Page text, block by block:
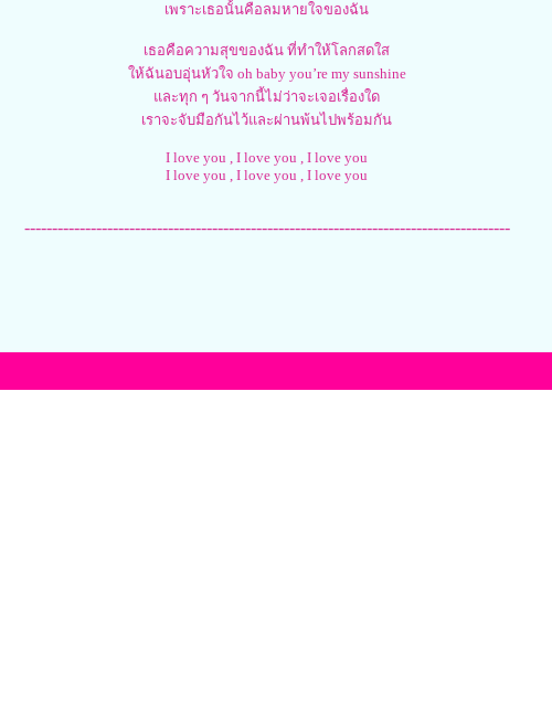
เพราะเธอนั้นคือลมหายใจของฉัน
เธอคือความสุขของฉัน ที่ทำให้โลกสดใส
ให้ฉันอบอุ่นหัวใจ oh baby you’re my sunshine
และทุก ๆ วันจากนี้ไม่ว่าจะเจอเรื่องใด
เราจะจับมือกันไว้และผ่านพ้นไปพร้อมกัน
I love you , I love you , I love you
I love you , I love you , I love you
----------------------------------------------------------------------------------------